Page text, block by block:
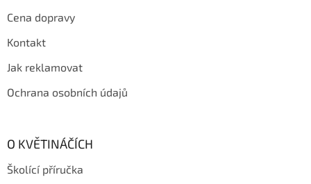
Cena dopravy
Kontakt
Jak reklamovat
Ochrana osobních údajů
O KVĚTINÁČÍCH
Školící příručka